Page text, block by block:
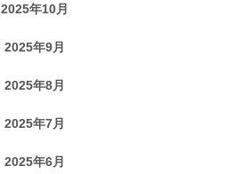
2025年10月
2025年9月
2025年8月
2025年7月
2025年6月